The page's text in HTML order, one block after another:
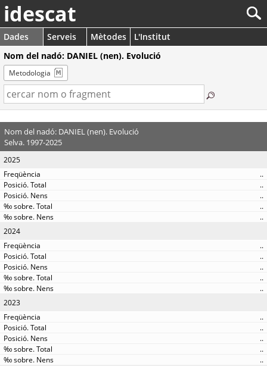
idescat
Dades Serveis Mètodes
L'Institut
Nom del nadó: DANIEL (nen). Evolució
Metodologia
Nom del nadó: DANIEL (nen). Evolució
Selva. 1997-2025
2025
..
..
..
..
..
2024
..
..
..
..
..
2023
..
..
..
..
..